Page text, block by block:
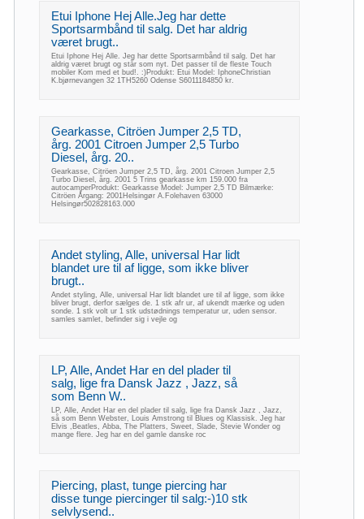
Etui Iphone Hej Alle.Jeg har dette
Sportsarmbånd til salg. Det har aldrig
været brugt..
Etui Iphone Hej Alle. Jeg har dette Sportsarmbånd til salg. Det har
aldrig været brugt og står som nyt. Det passer til de fleste Touch
mobiler Kom med et bud!. :)Produkt: Etui Model: IphoneChristian
K.bjørnevangen 32 1TH5260 Odense S6011184850 kr.
Gearkasse, Citröen Jumper 2,5 TD,
årg. 2001 Citroen Jumper 2,5 Turbo
Diesel, årg. 20..
Gearkasse, Citröen Jumper 2,5 TD, årg. 2001 Citroen Jumper 2,5
Turbo Diesel, årg. 2001 5 Trins gearkasse km 159.000 fra
autocamperProdukt: Gearkasse Model: Jumper 2,5 TD Bilmærke:
Citröen Årgang: 2001Helsingør A.Folehaven 63000
Helsingør502828163.000
Andet styling, Alle, universal Har lidt
blandet ure til af ligge, som ikke bliver
brugt..
Andet styling, Alle, universal Har lidt blandet ure til af ligge, som ikke
bliver brugt, derfor sælges de. 1 stk afr ur, af ukendt mærke og uden
sonde. 1 stk volt ur 1 stk udstødnings temperatur ur, uden sensor.
samles samlet, befinder sig i vejle og
LP, Alle, Andet Har en del plader til
salg, lige fra Dansk Jazz , Jazz, så
som Benn W..
LP, Alle, Andet Har en del plader til salg, lige fra Dansk Jazz , Jazz,
så som Benn Webster, Louis Amstrong til Blues og Klassisk. Jeg har
Elvis ,Beatles, Abba, The Platters, Sweet, Slade, Stevie Wonder og
mange flere. Jeg har en del gamle danske roc
Piercing, plast, tunge piercing har
disse tunge piercinger til salg:-)10 stk
selvlysend..